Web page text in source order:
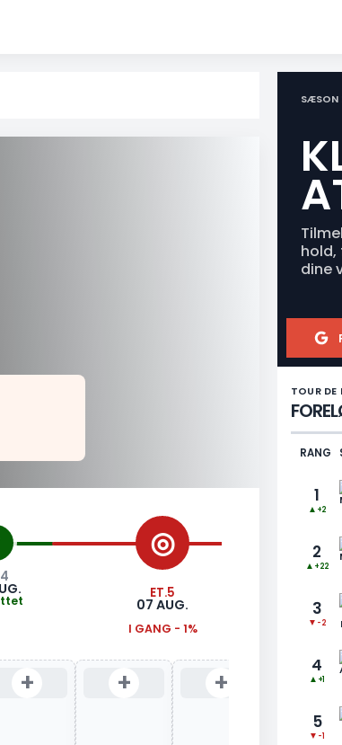
ET.5
07 AUG.
I GANG - 1%
08
+ + + +
SÆSON
hold,
dine
TOUR DE
RANG
1
▲ +2
2
▲ +22
3
▼ -2
4
▲ +1
5
▼ -1